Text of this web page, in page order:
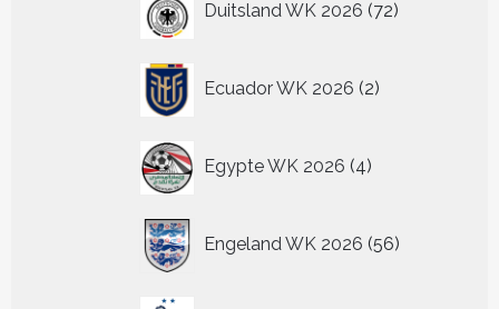
Duitsland WK 2026 72
producten
Ecuador WK 2026 2
producten
Egypte WK 2026 4
producten
Engeland WK 2026 56
producten